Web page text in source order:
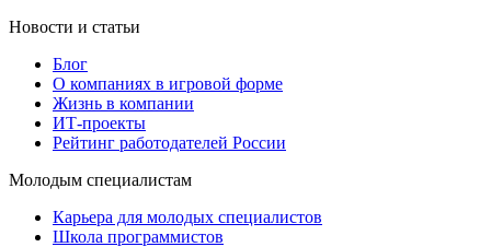
Новости и статьи
Блог
О компаниях в игровой форме
Жизнь в компании
ИТ-проекты
Рейтинг работодателей России
Молодым специалистам
Карьера для молодых специалистов
Школа программистов